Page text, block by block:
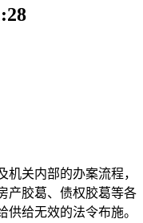
关内部的办案流程，
产胶葛、债权胶葛等各
给无效的法令布施。